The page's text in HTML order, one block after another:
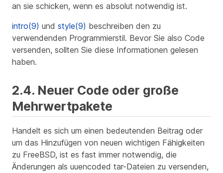
an sie schicken, wenn es absolut notwendig ist.
intro(9) und style(9) beschreiben den zu
verwendenden Programmierstil. Bevor Sie also Code
versenden, sollten Sie diese Informationen gelesen
haben.
2.4. Neuer Code oder große
Mehrwertpakete
Handelt es sich um einen bedeutenden Beitrag oder
um das Hinzufügen von neuen wichtigen Fähigkeiten
zu FreeBSD, ist es fast immer notwendig, die
Änderungen als uuencoded tar-Dateien zu versenden,